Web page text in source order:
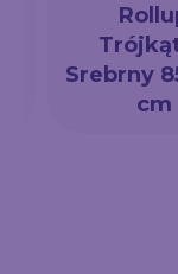
Srebrny
cm